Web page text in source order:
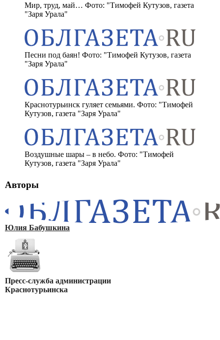
Мир, труд, май… Фото: "Тимофей Кутузов, газета
"Заря Урала"
Песни под баян! Фото: "Тимофей Кутузов, газета
"Заря Урала"
Краснотурьинск гуляет семьями. Фото: "Тимофей
Кутузов, газета "Заря Урала"
Воздушные шары – в небо. Фото: "Тимофей
Кутузов, газета "Заря Урала"
Авторы
Юлия Бабушкина
Пресс-служба администрации
Краснотурьинска